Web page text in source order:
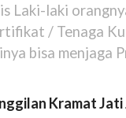
Laki-laki
/ Tenaga
bisa menjaga
Kramat